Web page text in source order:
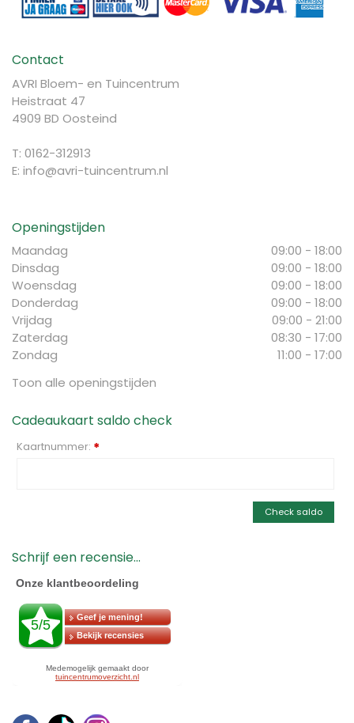
Contact
AVRI Bloem- en Tuincentrum
Heistraat 47
4909 BD Oosteind
T: 0162-312913
E: info@avri-tuincentrum.nl
Openingstijden
Maandag
09:00 - 18:00
Dinsdag
09:00 - 18:00
Woensdag
09:00 - 18:00
Donderdag
09:00 - 18:00
Vrijdag
09:00 - 21:00
Zaterdag
08:30 - 17:00
Zondag
11:00 - 17:00
Toon alle openingstijden
Cadeaukaart saldo check
Kaartnummer: *
Check saldo
Schrijf een recensie...